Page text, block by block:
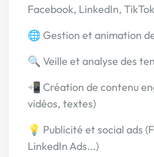
Facebook, LinkedIn,
🌐 Gestion et animation
🔍 Veille et analyse des
📲 Création de contenu
vidéos, textes)
💡 Publicité et social ads
LinkedIn Ads...)